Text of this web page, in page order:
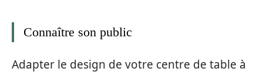
Connaître son public
Adapter le design de votre centre de table à